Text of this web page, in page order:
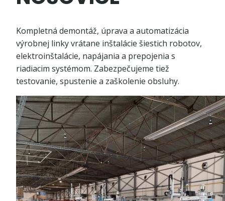
Kompletná demontáž, úprava a automatizácia
výrobnej linky vrátane inštalácie šiestich robotov,
elektroinštalácie, napájania a prepojenia s
riadiacim systémom. Zabezpečujeme tiež
testovanie, spustenie a zaškolenie obsluhy.